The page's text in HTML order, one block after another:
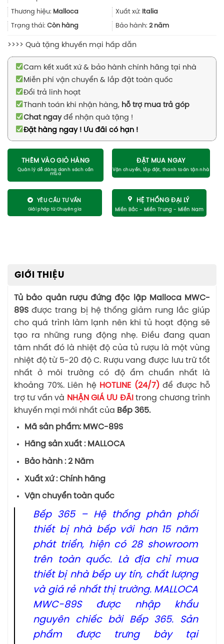
25.900.000₫.
Thương hiệu: Malloca Xuất xứ: Italia
Trạng thái: Còn hàng Bảo hành: 2 năm
>>>> Quà tặng khuyến mại hấp dẫn
Cam kết xuất xứ & bảo hành chính hãng tại nhà
Miễn phí vận chuyển & lắp đặt toàn quốc
Đổi trả linh hoạt
Thanh toán khi nhận hàng, hỗ trợ mua trả góp
Chat ngayđể nhận quà tặng !
Đặt hàng ngay ! Ưu đãi có hạn !
THÊM VÀO GIỎ HÀNG ĐẶT MUA NGAY
YÊU CẦU TƯ VẤN HỆ THỐNG ĐẠI LÝ
GIỚI THIỆU
Tủ bảo quản rượu đứng độc lập Malloca MWC-
89S được trang bị hệ thống giảm rung lắc giúp
cho quá trình làm lạnh nên khi tủ hoạt động sẽ
tạo ra những rung động nhẹ. Điều đang quan
tâm nhất đó là nhiệt độ của tủ rượu là một vùng
nhiệt độ từ 5-20 độ C. Rượu vang được lưu trữ tốt
nhất ở môi trường có độ ẩm chuẩn nhất là
khoảng 70%. Liên hệ HOTLINE (24/7)để được hỗ
trợ tư vấn và NHẬN GIÁ ƯU ĐÃI trong chương trình
khuyến mại mới nhất của Bếp 365.
Mã sản phẩm: MWC-89S
Hãng sản xuất : MALLOCA
Bảo hành : 2 Năm
Xuất xứ : Chính hãng
Vận chuyển toàn quốc
Bếp 365 – Hệ thống phân phối
thiết bị nhà bếp với hơn 15 năm
phát triển, hiện có 28 showroom
trên toàn quốc. Là địa chỉ mua
thiết bị nhà bếp uy tín, chất lượng
và giá rẻ nhất thị trường. MALLOCA
MWC-89S được nhập khẩu
nguyên chiếc bởi Bếp 365. Sản
phẩm được trưng bày tại